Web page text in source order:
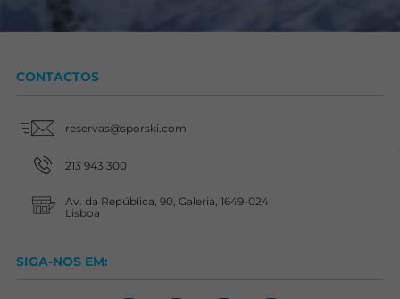
CONTACTOS
reservas@sporski.com
213 943 300
Av. da República, 90, Galeria, 1649-024
Lisboa
SIGA-NOS EM: